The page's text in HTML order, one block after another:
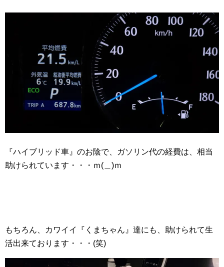
『ハイブリッド車』のお陰で、ガソリン代の経費は、相当
助けられています・・・ｍ(＿)ｍ
もちろん、カワイイ『くまちゃん』達にも、助けられて生
活出来ております・・・(笑)